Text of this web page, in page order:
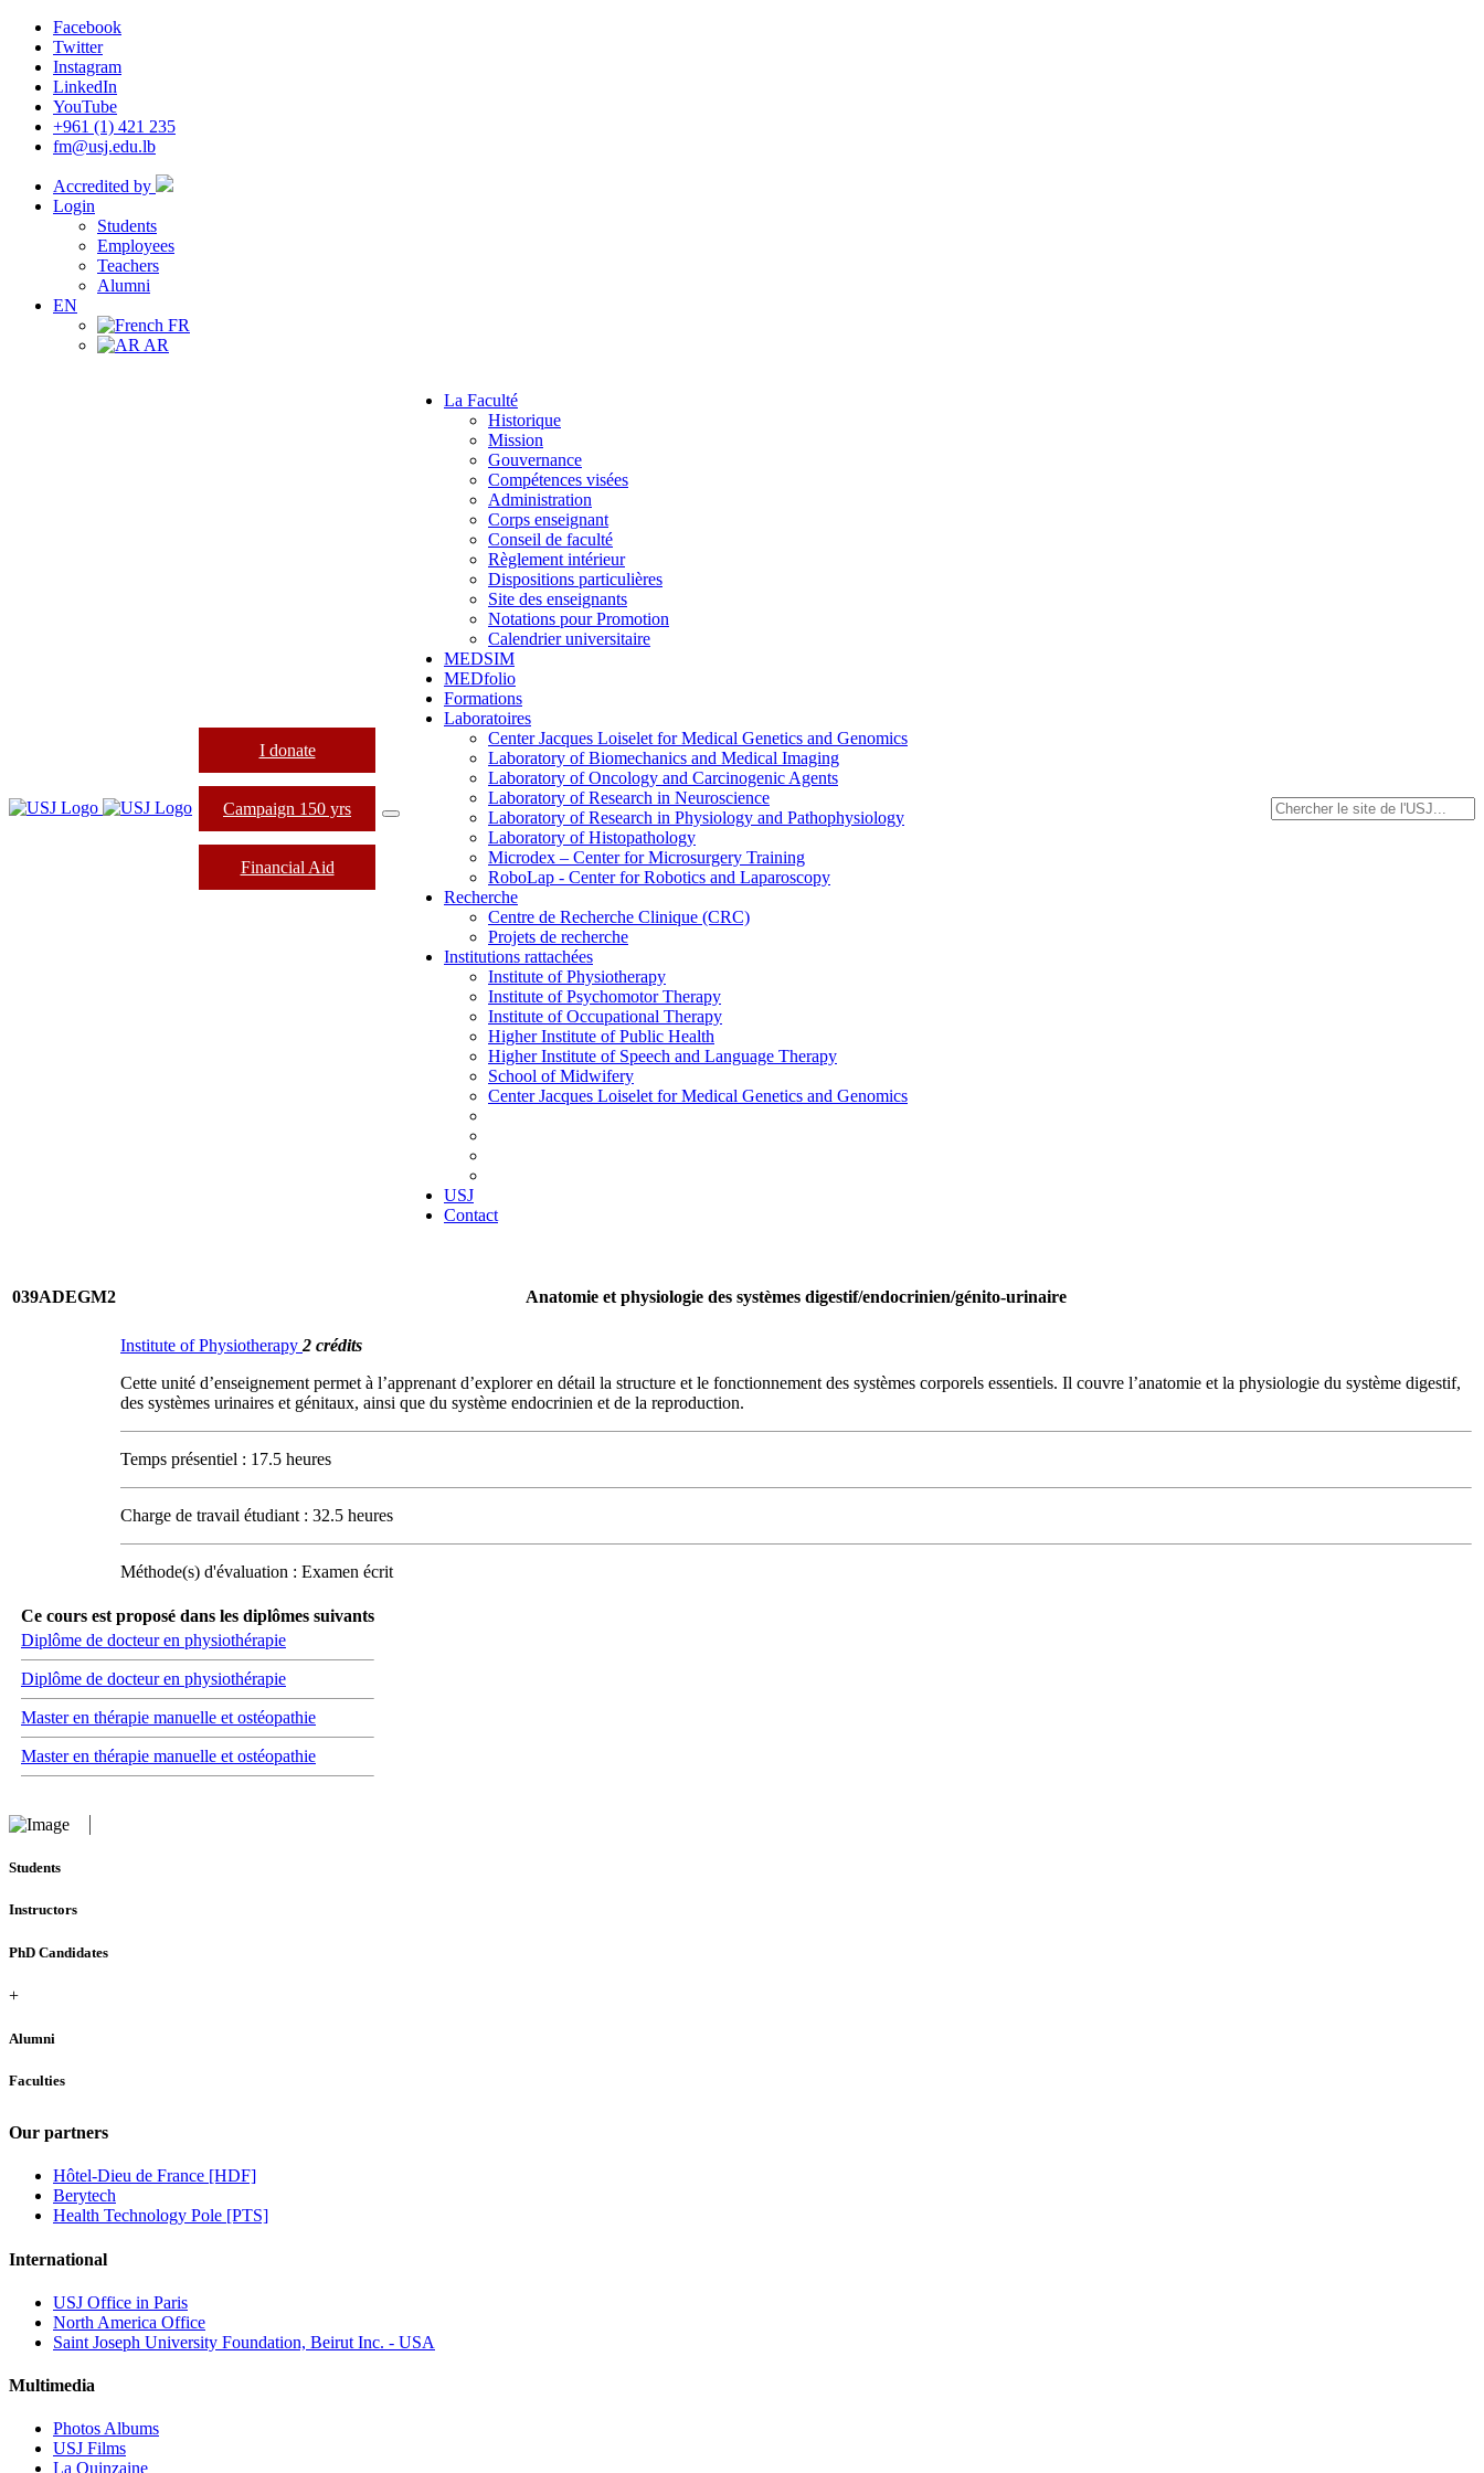
Facebook
Twitter
Instagram
LinkedIn
YouTube
+961 (1) 421 235
fm@usj.edu.lb
Accredited by
Login
Students
Employees
Teachers
Alumni
EN
FR
AR
I donate
Campaign 150 yrs
Financial Aid
La Faculté
Historique
Mission
Gouvernance
Compétences visées
Administration
Corps enseignant
Conseil de faculté
Règlement intérieur
Dispositions particulières
Site des enseignants
Notations pour Promotion
Calendrier universitaire
MEDSIM
MEDfolio
Formations
Laboratoires
Center Jacques Loiselet for Medical Genetics and Genomics
Laboratory of Biomechanics and Medical Imaging
Laboratory of Oncology and Carcinogenic Agents
Laboratory of Research in Neuroscience
Laboratory of Research in Physiology and Pathophysiology
Laboratory of Histopathology
Microdex – Center for Microsurgery Training
RoboLap - Center for Robotics and Laparoscopy
Recherche
Centre de Recherche Clinique (CRC)
Projets de recherche
Institutions rattachées
Institute of Physiotherapy
Institute of Psychomotor Therapy
Institute of Occupational Therapy
Higher Institute of Public Health
Higher Institute of Speech and Language Therapy
School of Midwifery
Center Jacques Loiselet for Medical Genetics and Genomics
USJ
Contact
039ADEGM2 Anatomie et physiologie des systèmes digestif/endocrinien/génito-urinaire
Institute of Physiotherapy 2 crédits
Cette unité d’enseignement permet à l’apprenant d’explorer en détail la structure et le fonctionnement des systèmes corporels essentiels. Il couvre l’anatomie et la physiologie du système digestif,
des systèmes urinaires et génitaux, ainsi que du système endocrinien et de la reproduction.
Temps présentiel : 17.5 heures
Charge de travail étudiant : 32.5 heures
Méthode(s) d'évaluation : Examen écrit
Ce cours est proposé dans les diplômes suivants
Diplôme de docteur en physiothérapie
Diplôme de docteur en physiothérapie
Master en thérapie manuelle et ostéopathie
Master en thérapie manuelle et ostéopathie
Students
Instructors
PhD Candidates
+
Alumni
Faculties
Our partners
Hôtel-Dieu de France [HDF]
Berytech
Health Technology Pole [PTS]
International
USJ Office in Paris
North America Office
Saint Joseph University Foundation, Beirut Inc. - USA
Multimedia
Photos Albums
USJ Films
La Quinzaine